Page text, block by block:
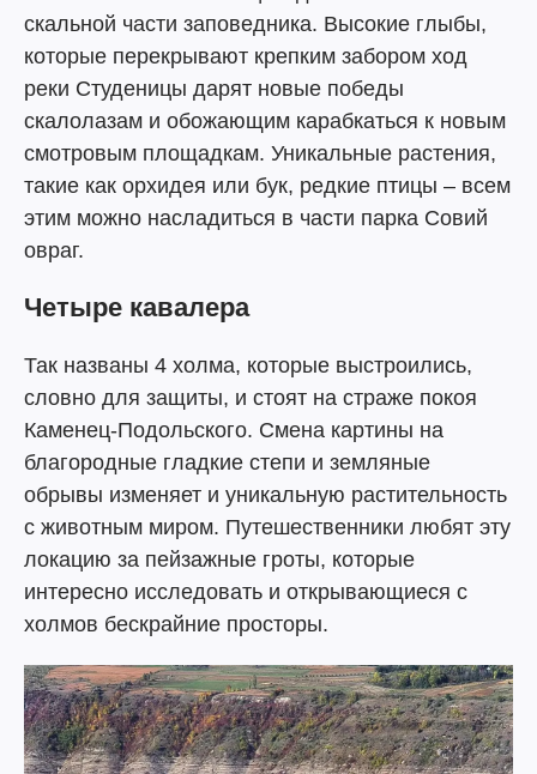
скальной части заповедника. Высокие глыбы,
которые перекрывают крепким забором ход
реки Студеницы дарят новые победы
скалолазам и обожающим карабкаться к новым
смотровым площадкам. Уникальные растения,
такие как орхидея или бук, редкие птицы – всем
этим можно насладиться в части парка Совий
овраг.
Четыре кавалера
Так названы 4 холма, которые выстроились,
словно для защиты, и стоят на страже покоя
Каменец-Подольского. Смена картины на
благородные гладкие степи и земляные
обрывы изменяет и уникальную растительность
с животным миром. Путешественники любят эту
локацию за пейзажные гроты, которые
интересно исследовать и открывающиеся с
холмов бескрайние просторы.